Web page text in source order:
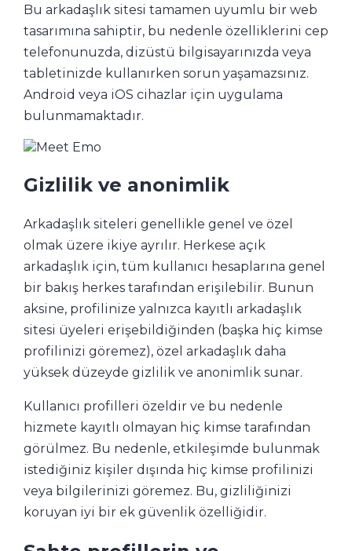
Bu arkadaşlık sitesi tamamen uyumlu bir web
tasarımına sahiptir, bu nedenle özelliklerini cep
telefonunuzda, dizüstü bilgisayarınızda veya
tabletinizde kullanırken sorun yaşamazsınız.
Android veya iOS cihazlar için uygulama
bulunmamaktadır.
Gizlilik ve anonimlik
Arkadaşlık siteleri genellikle genel ve özel
olmak üzere ikiye ayrılır. Herkese açık
arkadaşlık için, tüm kullanıcı hesaplarına genel
bir bakış herkes tarafından erişilebilir. Bunun
aksine, profilinize yalnızca kayıtlı arkadaşlık
sitesi üyeleri erişebildiğinden (başka hiç kimse
profilinizi göremez), özel arkadaşlık daha
yüksek düzeyde gizlilik ve anonimlik sunar.
Kullanıcı profilleri özeldir ve bu nedenle
hizmete kayıtlı olmayan hiç kimse tarafından
görülmez. Bu nedenle, etkileşimde bulunmak
istediğiniz kişiler dışında hiç kimse profilinizi
veya bilgilerinizi göremez. Bu, gizliliğinizi
koruyan iyi bir ek güvenlik özelliğidir.